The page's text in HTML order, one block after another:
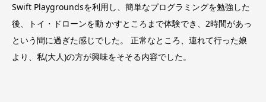
Swift Playgroundsを利用し、簡単なプログラミングを勉強した
後、トイ・ドローンを動 かすところまで体験でき、2時間があっ
という間に過ぎた感じでした。 正常なところ、連れて行った娘
より、私(大人)の方が興味をそそる内容でした。